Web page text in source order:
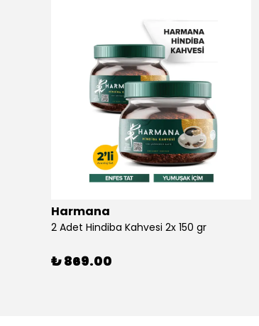
Harmana
2 Adet Hindiba Kahvesi 2x 150 gr
₺ 869.00